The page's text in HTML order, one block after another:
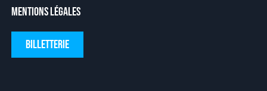
Mentions Légales
Billetterie